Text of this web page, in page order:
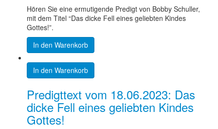
Hören Sie eine ermutigende Predigt von Bobby Schuller,
mit dem Titel “Das dicke Fell eines geliebten Kindes
Gottes!”.
In den Warenkorb
In den Warenkorb
Predigttext vom 18.06.2023: Das
dicke Fell eines geliebten Kindes
Gottes!